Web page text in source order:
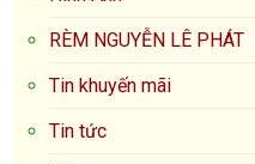
RÈM NGUYỄN LÊ PHÁT
Tin khuyến mãi
Tin tức